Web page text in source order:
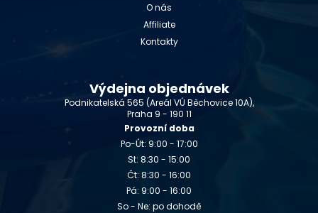
O nás
Affiliate
Kontakty
Výdejna objednávek
Podnikatelská 565 (Areál VÚ Běchovice 10A),
Praha 9 - 190 11
Provozní doba
Po-Út: 9:00 - 17:00
St: 8:30 - 15:00
Čt: 8:30 - 16:00
Pá: 9:00 - 16:00
So - Ne: po dohodě